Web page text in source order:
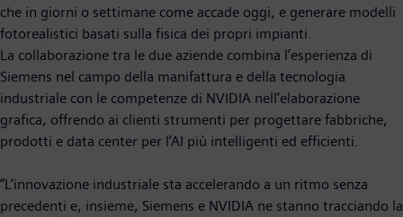
che in giorni o settimane come accade oggi, e generare modelli
fotorealistici basati sulla fisica dei propri impianti.
La collaborazione tra le due aziende combina l’esperienza di
Siemens nel campo della manifattura e della tecnologia
industriale con le competenze di NVIDIA nell’elaborazione
grafica, offrendo ai clienti strumenti per progettare fabbriche,
prodotti e data center per l’AI più intelligenti ed efficienti.
“L’innovazione industriale sta accelerando a un ritmo senza
precedenti e, insieme, Siemens e NVIDIA ne stanno tracciando la